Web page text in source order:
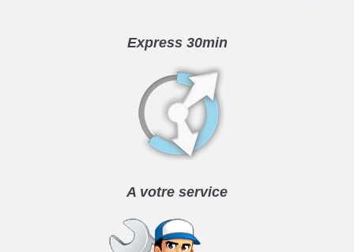
Express 30min
A votre service